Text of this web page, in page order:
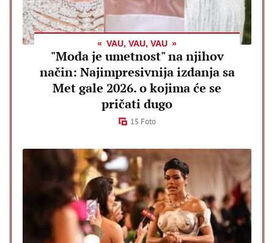
VAU, VAU, VAU
"Moda je umetnost" na njihov
način: Najimpresivnija izdanja sa
Met gale 2026. o kojima će se
pričati dugo
15 Foto